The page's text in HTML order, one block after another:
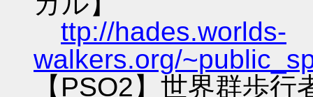
ttp://hades.worlds-
walkers.org/
【PSO2】世界群歩